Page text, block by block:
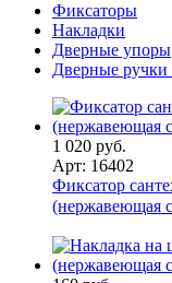
Фиксаторы
Накладки
Дверные упоры
Дверные ручки
1 020 руб.
Арт: 16402
Фиксатор
(нержавеющая